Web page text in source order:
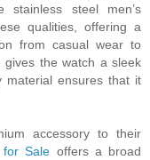
stainless steel men’s
qualities, offering a
from casual wear to
gives the watch a sleek
material ensures that it
accessory to their
for Sale offers a broad